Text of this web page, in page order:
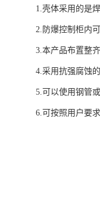
1.壳体采用的是
2.防爆控制柜内
3.本产品布置整
4.采用抗强腐蚀
5.可以使用钢管
6.可按照用户要